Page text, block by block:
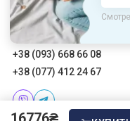
Пн-Пт: 10:00 - 19:00
Сб-Вс: 10:00 - 17:00
+38 (093) 668 66 08
+38 (077) 412 24 67